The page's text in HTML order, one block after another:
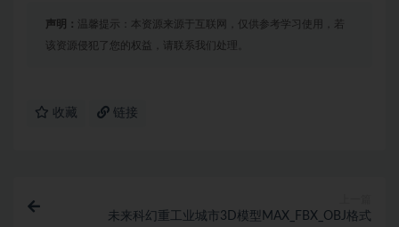
声明： 温馨提示：本资源来源于互联网，仅供参考学习使用，若
该资源侵犯了您的权益，请联系我们处理。
收藏 链接
未来科幻重工业城市3D模型MAX_FBX_OBJ格式